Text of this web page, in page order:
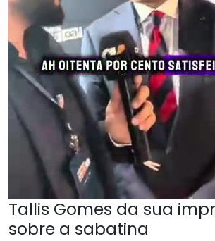
Tallis Gomes da sua
sobre a sabatina